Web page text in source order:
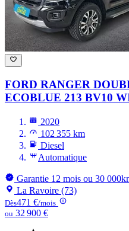
FORD RANGER
ECOBLUE 213 BV10
2020
102 355 km
Diesel
Automatique
Garantie 12 mois ou 30
La Ravoire (73)
Dès471 €/mois
ou 32 900 €